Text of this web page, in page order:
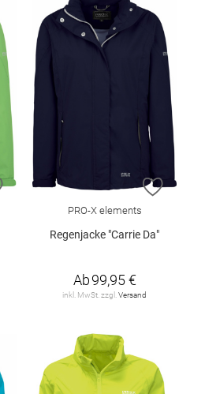
ZUR WUNSCHLISTE HINZUFÜGEN
ZUR
PRO-X elements
Regenjacke "Carrie Da"
Ab99,95 €
inkl. MwSt. zzgl. Versand